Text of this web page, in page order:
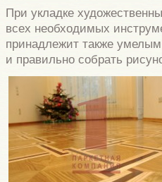
При укладке
всех необходимых
принадлежит также
и правильно собрать